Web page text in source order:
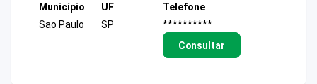
Município
Sao Paulo
UF
SP
Telefone
**********
Consultar